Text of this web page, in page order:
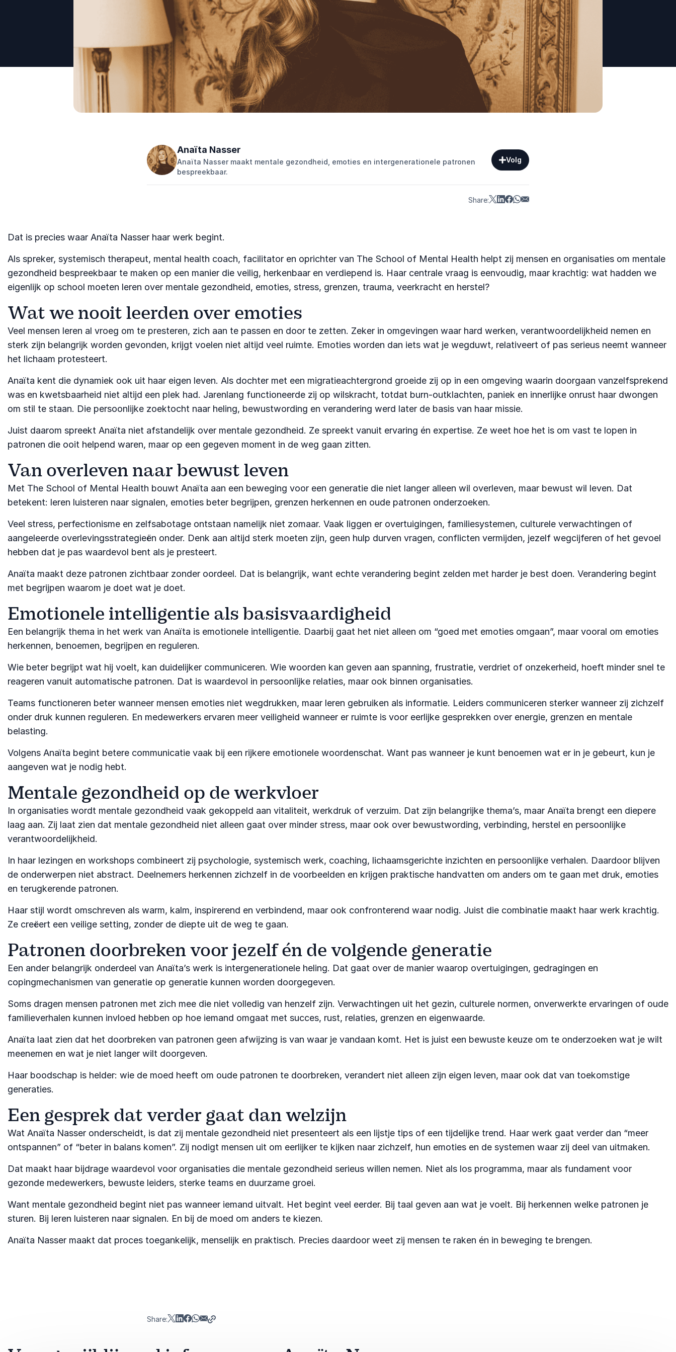
Anaïta Nasser
Anaïta Nasser maakt mentale gezondheid, emoties en intergenerationele patronen
bespreekbaar.
Volg
Share:
Dat is precies waar Anaïta Nasser haar werk begint.
Als spreker, systemisch therapeut, mental health coach, facilitator en oprichter van The School of Mental Health helpt zij mensen en organisaties om mentale
gezondheid bespreekbaar te maken op een manier die veilig, herkenbaar en verdiepend is. Haar centrale vraag is eenvoudig, maar krachtig: wat hadden we
eigenlijk op school moeten leren over mentale gezondheid, emoties, stress, grenzen, trauma, veerkracht en herstel?
Wat we nooit leerden over emoties
Veel mensen leren al vroeg om te presteren, zich aan te passen en door te zetten. Zeker in omgevingen waar hard werken, verantwoordelijkheid nemen en
sterk zijn belangrijk worden gevonden, krijgt voelen niet altijd veel ruimte. Emoties worden dan iets wat je wegduwt, relativeert of pas serieus neemt wanneer
het lichaam protesteert.
Anaïta kent die dynamiek ook uit haar eigen leven. Als dochter met een migratieachtergrond groeide zij op in een omgeving waarin doorgaan vanzelfsprekend
was en kwetsbaarheid niet altijd een plek had. Jarenlang functioneerde zij op wilskracht, totdat burn-outklachten, paniek en innerlijke onrust haar dwongen
om stil te staan. Die persoonlijke zoektocht naar heling, bewustwording en verandering werd later de basis van haar missie.
Juist daarom spreekt Anaïta niet afstandelijk over mentale gezondheid. Ze spreekt vanuit ervaring én expertise. Ze weet hoe het is om vast te lopen in
patronen die ooit helpend waren, maar op een gegeven moment in de weg gaan zitten.
Van overleven naar bewust leven
Met The School of Mental Health bouwt Anaïta aan een beweging voor een generatie die niet langer alleen wil overleven, maar bewust wil leven. Dat
betekent: leren luisteren naar signalen, emoties beter begrijpen, grenzen herkennen en oude patronen onderzoeken.
Veel stress, perfectionisme en zelfsabotage ontstaan namelijk niet zomaar. Vaak liggen er overtuigingen, familiesystemen, culturele verwachtingen of
aangeleerde overlevingsstrategieën onder. Denk aan altijd sterk moeten zijn, geen hulp durven vragen, conflicten vermijden, jezelf wegcijferen of het gevoel
hebben dat je pas waardevol bent als je presteert.
Anaïta maakt deze patronen zichtbaar zonder oordeel. Dat is belangrijk, want echte verandering begint zelden met harder je best doen. Verandering begint
met begrijpen waarom je doet wat je doet.
Emotionele intelligentie als basisvaardigheid
Een belangrijk thema in het werk van Anaïta is emotionele intelligentie. Daarbij gaat het niet alleen om “goed met emoties omgaan”, maar vooral om emoties
herkennen, benoemen, begrijpen en reguleren.
Wie beter begrijpt wat hij voelt, kan duidelijker communiceren. Wie woorden kan geven aan spanning, frustratie, verdriet of onzekerheid, hoeft minder snel te
reageren vanuit automatische patronen. Dat is waardevol in persoonlijke relaties, maar ook binnen organisaties.
Teams functioneren beter wanneer mensen emoties niet wegdrukken, maar leren gebruiken als informatie. Leiders communiceren sterker wanneer zij zichzelf
onder druk kunnen reguleren. En medewerkers ervaren meer veiligheid wanneer er ruimte is voor eerlijke gesprekken over energie, grenzen en mentale
belasting.
Volgens Anaïta begint betere communicatie vaak bij een rijkere emotionele woordenschat. Want pas wanneer je kunt benoemen wat er in je gebeurt, kun je
aangeven wat je nodig hebt.
Mentale gezondheid op de werkvloer
In organisaties wordt mentale gezondheid vaak gekoppeld aan vitaliteit, werkdruk of verzuim. Dat zijn belangrijke thema’s, maar Anaïta brengt een diepere
laag aan. Zij laat zien dat mentale gezondheid niet alleen gaat over minder stress, maar ook over bewustwording, verbinding, herstel en persoonlijke
verantwoordelijkheid.
In haar lezingen en workshops combineert zij psychologie, systemisch werk, coaching, lichaamsgerichte inzichten en persoonlijke verhalen. Daardoor blijven
de onderwerpen niet abstract. Deelnemers herkennen zichzelf in de voorbeelden en krijgen praktische handvatten om anders om te gaan met druk, emoties
en terugkerende patronen.
Haar stijl wordt omschreven als warm, kalm, inspirerend en verbindend, maar ook confronterend waar nodig. Juist die combinatie maakt haar werk krachtig.
Ze creëert een veilige setting, zonder de diepte uit de weg te gaan.
Patronen doorbreken voor jezelf én de volgende generatie
Een ander belangrijk onderdeel van Anaïta’s werk is intergenerationele heling. Dat gaat over de manier waarop overtuigingen, gedragingen en
copingmechanismen van generatie op generatie kunnen worden doorgegeven.
Soms dragen mensen patronen met zich mee die niet volledig van henzelf zijn. Verwachtingen uit het gezin, culturele normen, onverwerkte ervaringen of oude
familieverhalen kunnen invloed hebben op hoe iemand omgaat met succes, rust, relaties, grenzen en eigenwaarde.
Anaïta laat zien dat het doorbreken van patronen geen afwijzing is van waar je vandaan komt. Het is juist een bewuste keuze om te onderzoeken wat je wilt
meenemen en wat je niet langer wilt doorgeven.
Haar boodschap is helder: wie de moed heeft om oude patronen te doorbreken, verandert niet alleen zijn eigen leven, maar ook dat van toekomstige
generaties.
Een gesprek dat verder gaat dan welzijn
Wat Anaïta Nasser onderscheidt, is dat zij mentale gezondheid niet presenteert als een lijstje tips of een tijdelijke trend. Haar werk gaat verder dan “meer
ontspannen” of “beter in balans komen”. Zij nodigt mensen uit om eerlijker te kijken naar zichzelf, hun emoties en de systemen waar zij deel van uitmaken.
Dat maakt haar bijdrage waardevol voor organisaties die mentale gezondheid serieus willen nemen. Niet als los programma, maar als fundament voor
gezonde medewerkers, bewuste leiders, sterke teams en duurzame groei.
Want mentale gezondheid begint niet pas wanneer iemand uitvalt. Het begint veel eerder. Bij taal geven aan wat je voelt. Bij herkennen welke patronen je
sturen. Bij leren luisteren naar signalen. En bij de moed om anders te kiezen.
Anaïta Nasser maakt dat proces toegankelijk, menselijk en praktisch. Precies daardoor weet zij mensen te raken én in beweging te brengen.
Share: